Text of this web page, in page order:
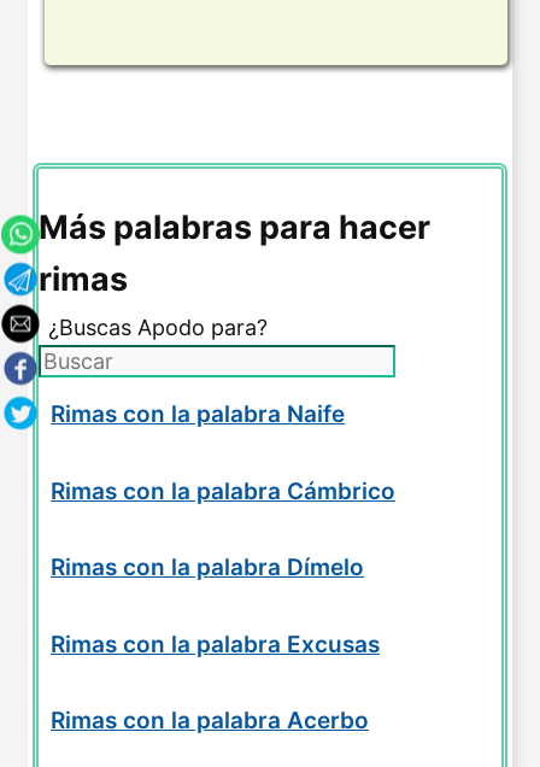
Más palabras para hacer
rimas
¿Buscas Apodo para?
Rimas con la palabra Naife
Rimas con la palabra Cámbrico
Rimas con la palabra Dímelo
Rimas con la palabra Excusas
Rimas con la palabra Acerbo